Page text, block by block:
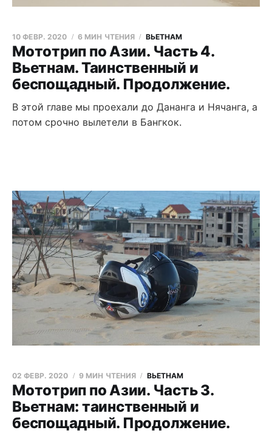
Мототрип по Азии. Часть 4.
Вьетнам. Таинственный и
беспощадный. Продолжение.
10 ФЕВР. 2020 6 МИН ЧТЕНИЯ ВЬЕТНАМ
В этой главе мы проехали до Дананга и Нячанга, а
потом срочно вылетели в Бангкок.
Мототрип по Азии. Часть 3.
Вьетнам: таинственный и
беспощадный. Продолжение.
02 ФЕВР. 2020 9 МИН ЧТЕНИЯ ВЬЕТНАМ